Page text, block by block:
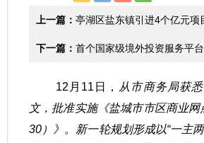
上一篇： 亭湖区盐东镇引进4个亿元项
下一篇： 首个国家级境外投资服务平
12月11日， 从市商务局获悉
文， 批准实施《盐城市市区商业网
30）》。 新一轮规划形成以“一主